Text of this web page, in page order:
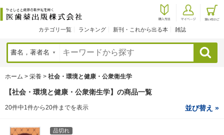
カテゴリ一覧 ランキング 新刊・これから出る本 雑誌
検索
ホーム > 栄養 > 社会・環境と健康・公衆衛生学
【社会・環境と健康・公衆衛生学】の商品一覧
20件中1件から20件までを表示 並び替え »
品切れ